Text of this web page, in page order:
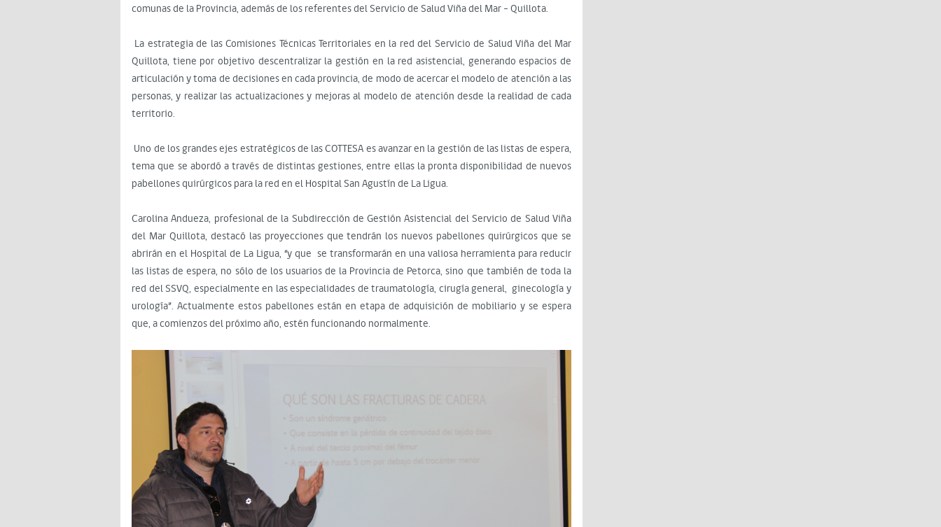
comunas de la Provincia, además de los referentes del Servicio de Salud Viña del Mar – Quillota.
La estrategia de las Comisiones Técnicas Territoriales en la red del Servicio de Salud Viña del Mar
Quillota, tiene por objetivo descentralizar la gestión en la red asistencial, generando espacios de
articulación y toma de decisiones en cada provincia, de modo de acercar el modelo de atención a las
personas, y realizar las actualizaciones y mejoras al modelo de atención desde la realidad de cada
territorio.
Uno de los grandes ejes estratégicos de las COTTESA es avanzar en la gestión de las listas de espera,
tema que se abordó a través de distintas gestiones, entre ellas la pronta disponibilidad de nuevos
pabellones quirúrgicos para la red en el Hospital San Agustín de La Ligua.
Carolina Andueza, profesional de la Subdirección de Gestión Asistencial del Servicio de Salud Viña
del Mar Quillota, destacó las proyecciones que tendrán los nuevos pabellones quirúrgicos que se
abrirán en el Hospital de La Ligua, “y que se transformarán en una valiosa herramienta para reducir
las listas de espera, no sólo de los usuarios de la Provincia de Petorca, sino que también de toda la
red del SSVQ, especialmente en las especialidades de traumatología, cirugía general, ginecología y
urología”. Actualmente estos pabellones están en etapa de adquisición de mobiliario y se espera
que, a comienzos del próximo año, estén funcionando normalmente.